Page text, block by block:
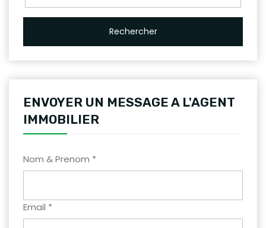
Rechercher
ENVOYER UN MESSAGE A L'AGENT
IMMOBILIER
Nom & Prenom *
Email *